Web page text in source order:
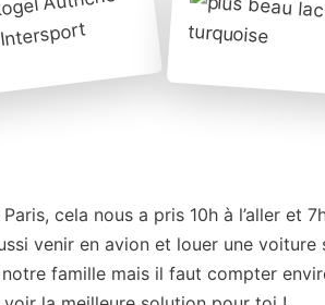
cela nous a pris 10h à l’aller et
venir en avion et louer une
famille mais il faut compter